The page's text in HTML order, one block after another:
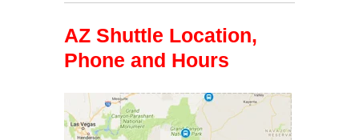
AZ Shuttle Location,
Phone and Hours